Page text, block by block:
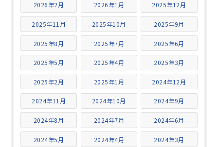
2026年2月 2026年1月 2025年12月
2025年11月 2025年10月 2025年9月
2025年8月 2025年7月 2025年6月
2025年5月 2025年4月 2025年3月
2025年2月 2025年1月 2024年12月
2024年11月 2024年10月 2024年9月
2024年8月 2024年7月 2024年6月
2024年5月 2024年4月 2024年3月